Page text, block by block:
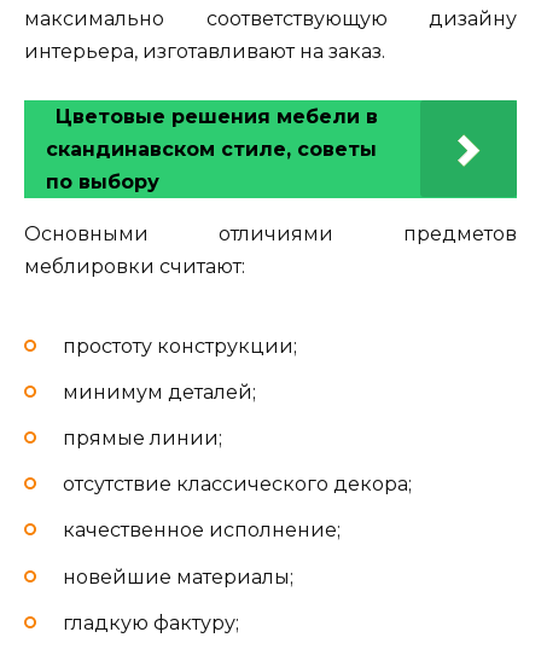
максимально соответствующую дизайну
интерьера, изготавливают на заказ.
Цветовые решения мебели в
скандинавском стиле, советы
по выбору
Основными отличиями предметов
меблировки считают:
простоту конструкции;
минимум деталей;
прямые линии;
отсутствие классического декора;
качественное исполнение;
новейшие материалы;
гладкую фактуру;